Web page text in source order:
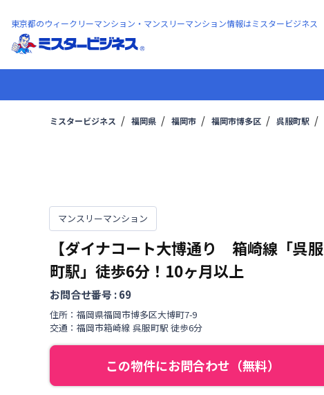
東京都のウィークリーマンション・マンスリーマンション情報はミスタービジネス
ミスタービジネス 福岡県 福岡市 福岡市博多区 呉服町駅
マンスリーマンション
【ダイナコート大博通り 箱崎線「呉服
町駅」徒歩6分！10ヶ月以上
お問合せ番号 :69
住所： 福岡県福岡市博多区大博町7-9
交通： 福岡市箱崎線 呉服町駅 徒歩6分
この物件にお問合わせ（無料）